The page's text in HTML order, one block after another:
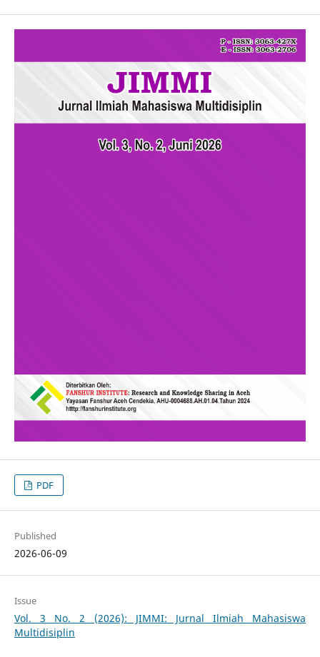
PDF
Published
2026-06-09
Issue
Vol. 3 No. 2 (2026): JIMMI: Jurnal Ilmiah Mahasiswa
Multidisiplin